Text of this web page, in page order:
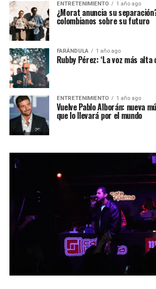
ENTRETENIMIENTO 1 año ago
¿Morat anuncia su
colombianos sobre su futuro
FARÁNDULA 1 año ago
Rubby Pérez: ‘La voz más alta
ENTRETENIMIENTO 1 año ago
Vuelve Pablo Alborán: nueva
que lo llevará por el mundo